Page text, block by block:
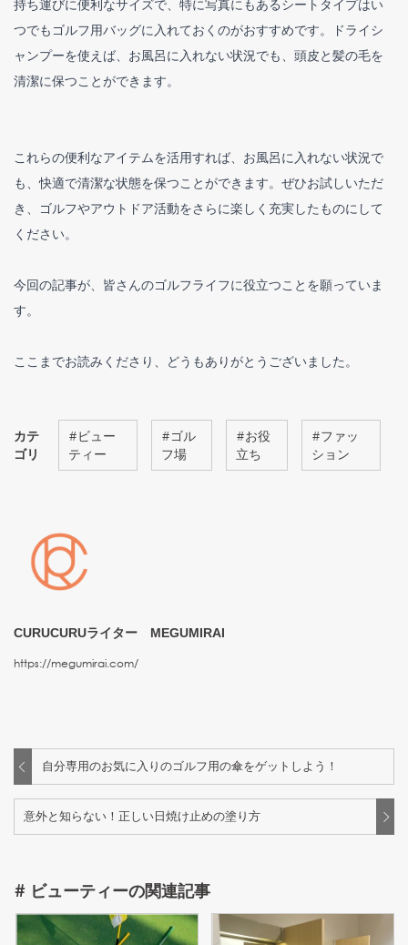
持ち運びに便利なサイズで、特に写真にもあるシートタイプはい
つでもゴルフ用バッグに入れておくのがおすすめです。ドライシ
ャンプーを使えば、お風呂に入れない状況でも、頭皮と髪の毛を
清潔に保つことができます。
これらの便利なアイテムを活用すれば、お風呂に入れない状況で
も、快適で清潔な状態を保つことができます。ぜひお試しいただ
き、ゴルフやアウトドア活動をさらに楽しく充実したものにして
ください。
今回の記事が、皆さんのゴルフライフに役立つことを願っていま
す。
ここまでお読みくださり、どうもありがとうございました。
カテ
ゴリ
#ビュー
ティー
#ゴル
フ場
#お役
立ち
#ファッ
ション
CURUCURUライター MEGUMIRAI
https://megumirai.com/
自分専用のお気に入りのゴルフ用の傘をゲットしよう！
意外と知らない！正しい日焼け止めの塗り方
# ビューティーの関連記事